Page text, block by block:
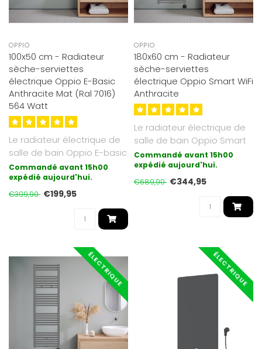
OPPIO
100x50 cm - Radiateur
sèche-serviettes
électrique Oppio E-Basic
Anthracite Mat (Ral 7016)
564 Watt
Le radiateur électrique de
salle de bain Oppio E-basic
est la forme de chauffag..
Commandé avant 15h00
expédié aujourd'hui.
€399,90 €199,95
OPPIO
180x60 cm - Radiateur
sèche-serviettes
électrique Oppio Smart WiFi
Anthracite
Le radiateur électrique de
salle de bain Oppio Smart
Wifi avec commande sans
fi..
Commandé avant 15h00
expédié aujourd'hui.
€689,90 €344,95
ÉLECTRIQUE ÉLECTRIQUE